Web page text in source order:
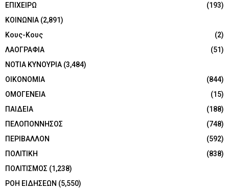
ΕΠΙΧΕΙΡΩ
(193)
ΚΟΙΝΩΝΙΑ (2,891)
Κους-Κους
(2)
ΛΑΟΓΡΑΦΙΑ
(51)
ΝΟΤΙΑ ΚΥΝΟΥΡΙΑ (3,484)
ΟΙΚΟΝΟΜΙΑ
(844)
ΟΜΟΓΕΝΕΙΑ
(15)
ΠΑΙΔΕΙΑ
(188)
ΠΕΛΟΠΟΝΝΗΣΟΣ
(748)
ΠΕΡΙΒΑΛΛΟΝ
(592)
ΠΟΛΙΤΙΚΗ
(838)
ΠΟΛΙΤΙΣΜΟΣ (1,238)
ΡΟΗ ΕΙΔΗΣΕΩΝ (5,550)